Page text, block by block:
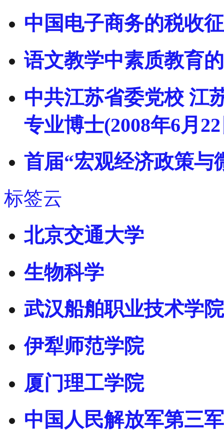
中国电子商务的税收
语文教学中素质教育
中共江苏省委党校 江
专业博士(2008年6月
首届“宏观经济政策与
标签云
北京交通大学
生物科学
武汉船舶职业技术学院
伊犁师范学院
厦门理工学院
中国人民解放军第三